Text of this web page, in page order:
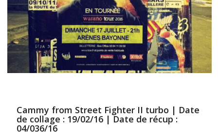
Cammy from Street Fighter II turbo | Date
de collage : 19/02/16 | Date de récup :
04/036/16